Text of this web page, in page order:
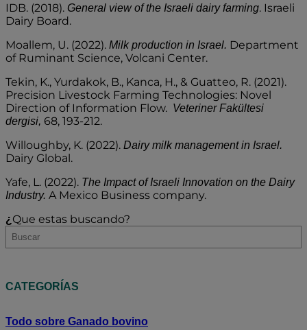
IDB. (2018). General view of the Israeli dairy farming. Israeli
Dairy Board.
Moallem, U. (2022). Milk production in Israel. Department
of Ruminant Science, Volcani Center.
Tekin, K., Yurdakok, B., Kanca, H., & Guatteo, R. (2021).
Precision Livestock Farming Technologies: Novel
Direction of Information Flow. Veteriner Fakültesi
dergisi, 68, 193-212.
Willoughby, K. (2022). Dairy milk management in Israel.
Dairy Global.
Yafe, L. (2022). The Impact of Israeli Innovation on the Dairy
Industry. A Mexico Business company.
¿ Que estas buscando?
CATEGORÍAS
Todo sobre Ganado bovino